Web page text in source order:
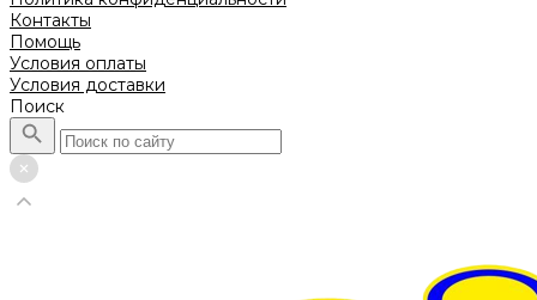
Контакты
Помощь
Условия оплаты
Условия доставки
Поиск